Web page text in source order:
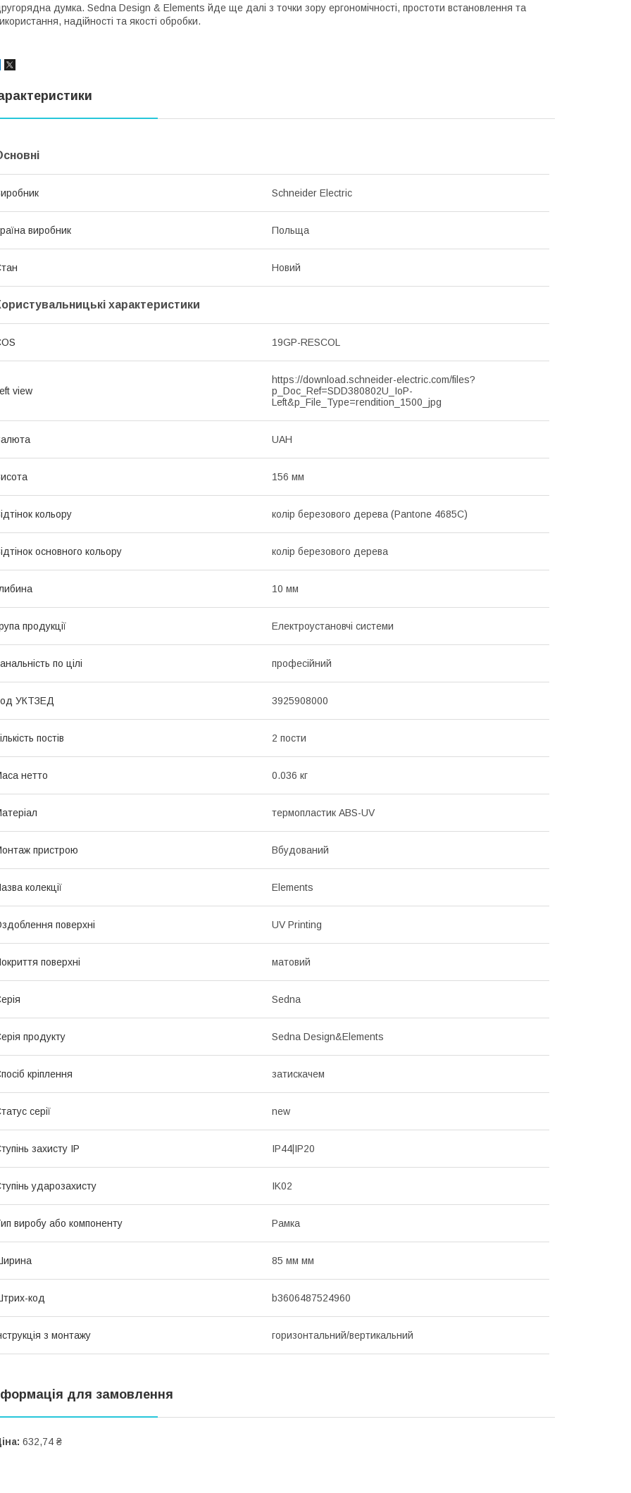
думка. Sedna Design & Elements йде ще далі з точки зору ергономічності, простоти встановлення та
надійності та якості обробки.
Schneider Electric
виробник Польща
Новий
характеристики
19GP-RESCOL
view
https://download.schneider-electric.com/files?
p_Doc_Ref=SDD380802U_IoP-
Left&p_File_Type=rendition_1500_jpg
UAH
156 мм
кольору колір березового дерева (Pantone 4685C)
основного кольору колір березового дерева
10 мм
продукції Електроустановчі системи
по цілі професійний
УКТЗЕД 3925908000
постів 2 пости
нетто 0.036 кг
термопластик ABS-UV
пристрою Вбудований
колекції Elements
поверхні UV Printing
поверхні матовий
Sedna
продукту Sedna Design&Elements
кріплення затискачем
серії new
захисту IP IP44|IP20
ударозахисту IK02
виробу або компоненту Рамка
85 мм мм
код b3606487524960
з монтажу горизонтальний/вертикальний
для замовлення
632,74 ₴